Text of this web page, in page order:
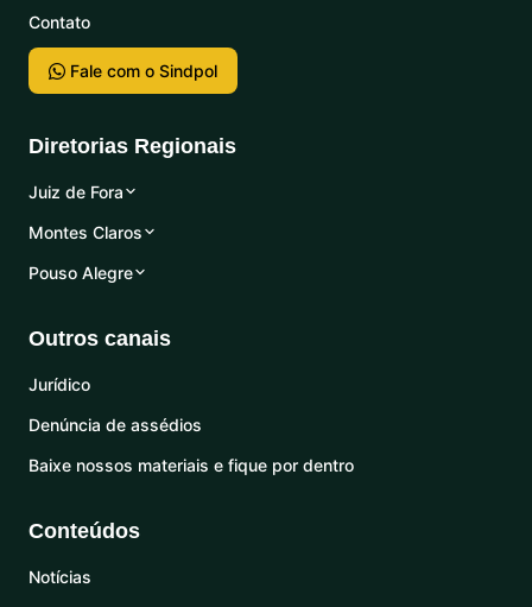
Contato
Fale com o Sindpol
Diretorias Regionais
Juiz de Fora
Montes Claros
Pouso Alegre
Outros canais
Jurídico
Denúncia de assédios
Baixe nossos materiais e fique por dentro
Conteúdos
Notícias